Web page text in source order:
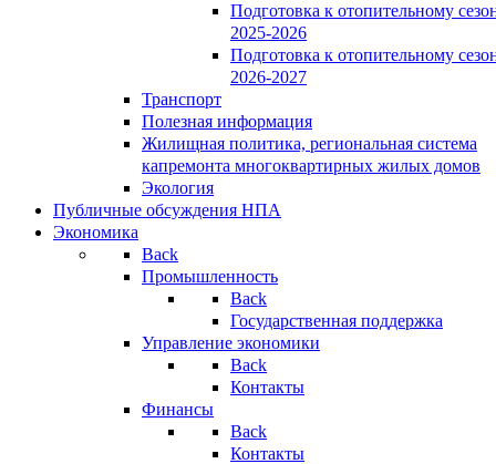
Подготовка к отопительному
2025-2026
Подготовка к отопительному
2026-2027
Транспорт
Полезная информация
Жилищная политика, региональная система
капремонта многоквартирных жилых домов
Экология
Публичные обсуждения НПА
Экономика
Back
Промышленность
Back
Государственная поддержка
Управление экономики
Back
Контакты
Финансы
Back
Контакты